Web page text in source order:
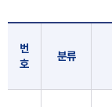
번
호
분류